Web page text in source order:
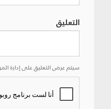
التعليق
سيتم عرض التعليق على إدارة